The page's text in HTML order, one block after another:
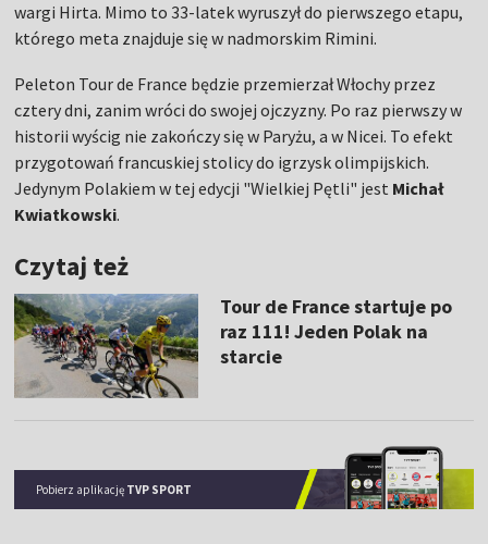
wargi Hirta. Mimo to 33-latek wyruszył do pierwszego etapu,
którego meta znajduje się w nadmorskim Rimini.
Peleton Tour de France będzie przemierzał Włochy przez
cztery dni, zanim wróci do swojej ojczyzny. Po raz pierwszy w
historii wyścig nie zakończy się w Paryżu, a w Nicei. To efekt
przygotowań francuskiej stolicy do igrzysk olimpijskich.
Jedynym Polakiem w tej edycji "Wielkiej Pętli" jest Michał
Kwiatkowski.
Czytaj też
Tour de France startuje po
raz 111! Jeden Polak na
starcie
Pobierz aplikację TVP SPORT